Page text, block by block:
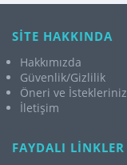
SİTE HAKKINDA
Hakkımızda
Güvenlik/Gizlilik
Öneri ve İstekleriniz
İletişim
FAYDALI LİNKLER